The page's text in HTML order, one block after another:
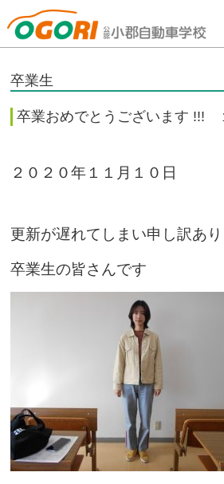
山口県小郡自動車学校
卒業生
卒業おめでとうございます !!!
２０２０年１１月１０日
更新が遅れてしまい申し訳あ
卒業生の皆さんです